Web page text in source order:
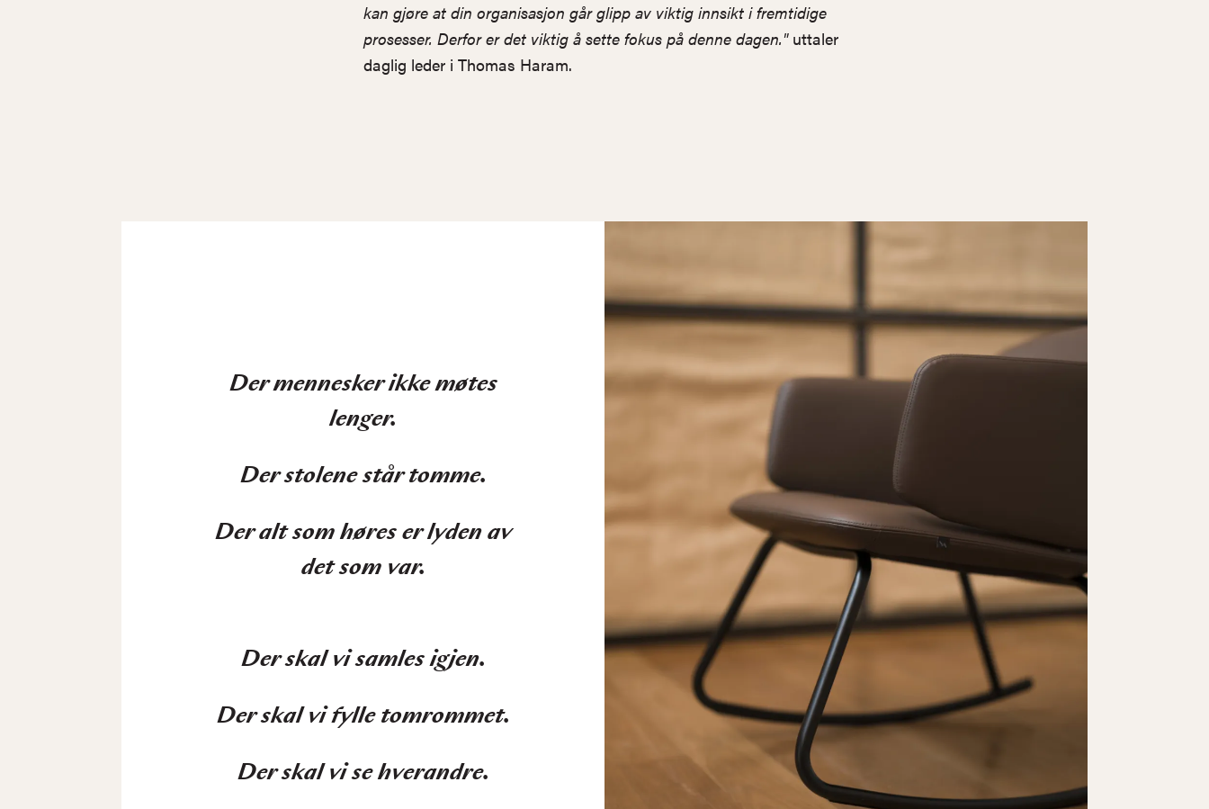
kan gjøre at din organisasjon går glipp av viktig innsikt i fremtidige
prosesser. Derfor er det viktig å sette fokus på denne dagen."uttaler
daglig leder i Thomas Haram.
Der mennesker ikke møtes
lenger.
Der stolene står tomme.
Der alt som høres er lyden av
det som var.
Der skal vi samles igjen.
Der skal vi fylle tomrommet.
Der skal vi se hverandre.